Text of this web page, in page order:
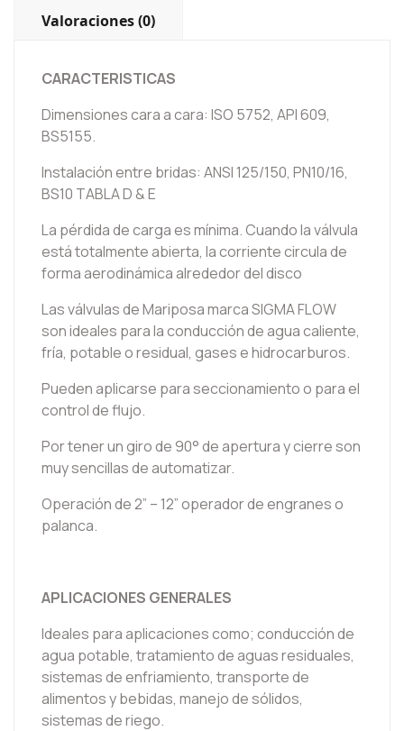
Valoraciones (0)
CARACTERISTICAS
Dimensiones cara a cara: ISO 5752, API 609,
BS5155.
Instalación entre bridas: ANSI 125/150, PN10/16,
BS10 TABLA D & E
La pérdida de carga es mínima. Cuando la válvula
está totalmente abierta, la corriente circula de
forma aerodinámica alrededor del disco
Las válvulas de Mariposa marca SIGMA FLOW
son ideales para la conducción de agua caliente,
fría, potable o residual, gases e hidrocarburos.
Pueden aplicarse para seccionamiento o para el
control de flujo.
Por tener un giro de 90° de apertura y cierre son
muy sencillas de automatizar.
Operación de 2” – 12” operador de engranes o
palanca.
APLICACIONES GENERALES
Ideales para aplicaciones como; conducción de
agua potable, tratamiento de aguas residuales,
sistemas de enfriamiento, transporte de
alimentos y bebidas, manejo de sólidos,
sistemas de riego.